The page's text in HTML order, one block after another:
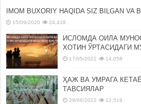
IMOM BUXORIY HAQIDA SIZ BILGAN VA
15/09/2020 24,418
ИСЛОМДА ОИЛА
ХОТИН ЎРТАСИДАГИ
17/05/2022 14,058
ҲАЖ ВА УМРАГА
ТАВСИЯЛАР
29/06/2022 12,519